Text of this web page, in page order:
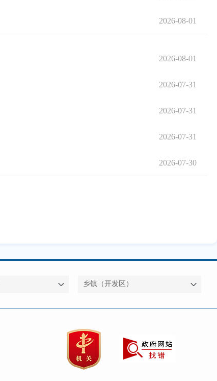
2026-08-01
2026-08-01
2026-07-31
2026-07-31
2026-07-31
2026-07-30
乡镇（开发区）